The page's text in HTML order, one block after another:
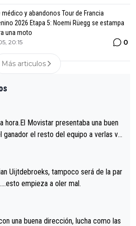
médico y abandonos Tour de Francia
2026 Etapa 5: Noemi Rüegg se estampa
una moto
20:15 0
Más articulos
hora.El Movistar presentaba una buen
ganador el resto del equipo a verlas ve
es la mejoría de Enric Más en San Seb
sigue la mejoría, podríamos ten
Vuelta.Ojalá.
Uijtdebroeks, tampoco será de la par
empieza a oler mal.
una buena dirección, lucha como las